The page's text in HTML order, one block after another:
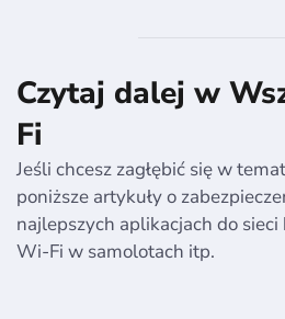
Czytaj dalej w
Fi
Jeśli chcesz zagłębić się w
poniższe artykuły o
najlepszych aplikacjach do
Wi-Fi w samolotach itp.